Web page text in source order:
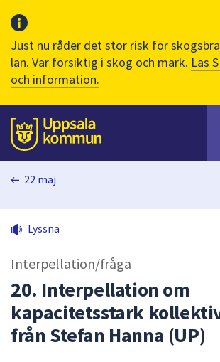
Just nu råder det stor risk för
län. Var försiktig i skog och mark. Läs
och information.
Till sidans
huvudinnehåll
på
22 maj
Lyssna
Interpellation/fråga
20. Interpellation om
kapacitetsstark
från Stefan Hanna (UP)